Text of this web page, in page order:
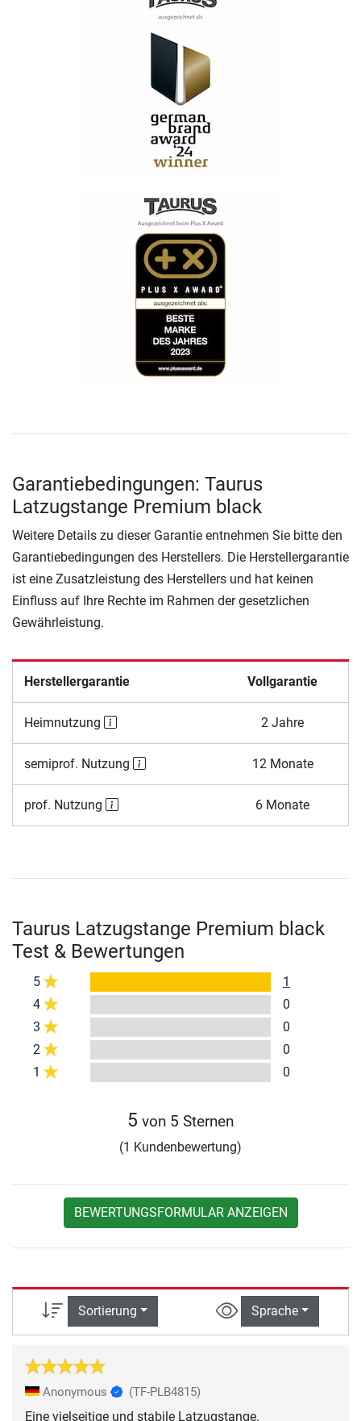
Garantiebedingungen: Taurus
Latzugstange Premium black
Weitere Details zu dieser Garantie entnehmen Sie bitte den
Garantiebedingungen des Herstellers. Die Herstellergarantie
ist eine Zusatzleistung des Herstellers und hat keinen
Einfluss auf Ihre Rechte im Rahmen der gesetzlichen
Gewährleistung.
Herstellergarantie Vollgarantie
Heimnutzung 2 Jahre
semiprof. Nutzung 12 Monate
prof. Nutzung 6 Monate
Taurus Latzugstange Premium black
Test & Bewertungen
5
1
4
0
3
0
2
0
1
0
5 von 5 Sternen
(1 Kundenbewertung)
BEWERTUNGSFORMULAR ANZEIGEN
Sortierung Sprache
Anonymous (TF-PLB4815)
Eine vielseitige und stabile Latzugstange.